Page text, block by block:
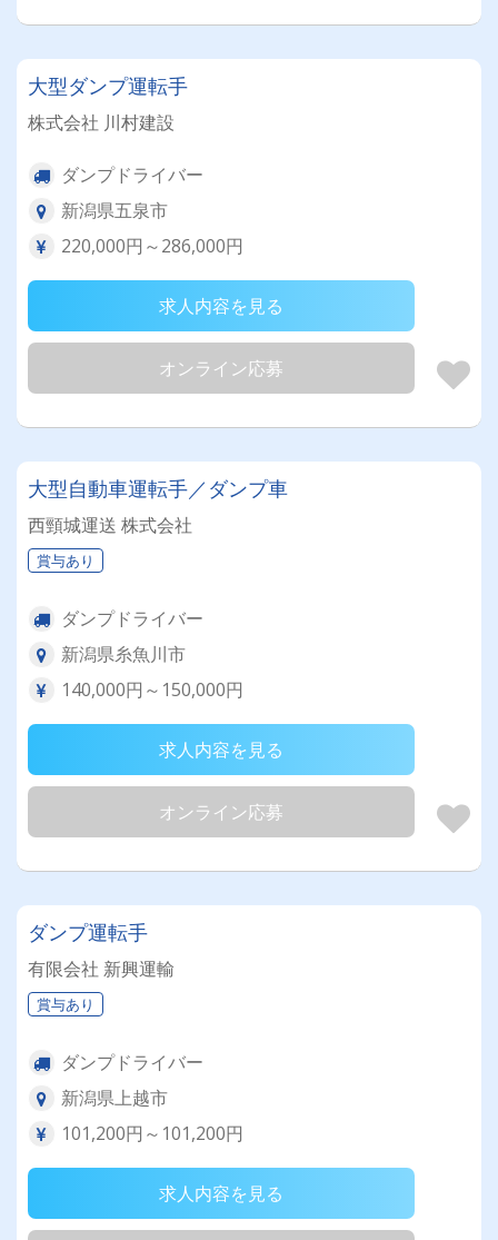
大型ダンプ運転手
株式会社 川村建設
ダンプドライバー
新潟県五泉市
220,000円～286,000円
求人内容を見る
オンライン応募
大型自動車運転手／ダンプ車
西頸城運送 株式会社
賞与あり
ダンプドライバー
新潟県糸魚川市
140,000円～150,000円
求人内容を見る
オンライン応募
ダンプ運転手
有限会社 新興運輸
賞与あり
ダンプドライバー
新潟県上越市
101,200円～101,200円
求人内容を見る